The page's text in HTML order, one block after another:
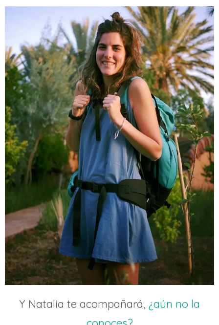
Y Natalia te acompañará, ¿aún no la